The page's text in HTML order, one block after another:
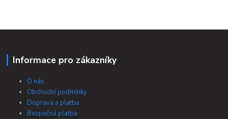
Informace pro zákazníky
O nás
Obchodní podmínky
Doprava a platba
Bezpečná platba